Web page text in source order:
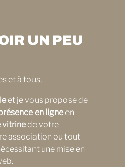
UN PEU
et à tous,
et je vous propose de
en ligneen
vitrinede votre
association ou tout
une mise en